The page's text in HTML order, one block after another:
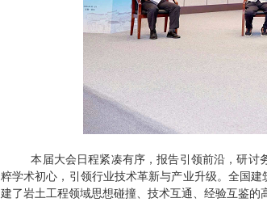
本届大会日程紧凑有序，报告引领前沿，研讨
粹学术初心，引领行业技术革新与产业升级。全国
建了岩土工程领域思想碰撞、技术互通、经验互鉴的